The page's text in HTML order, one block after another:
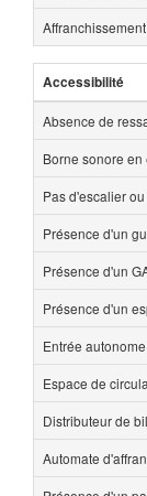
Accessibilité
Absence de
Borne sonore
Pas d'escalier
Présence d'un
Présence d'un
Présence d'un
Entrée
Espace de
Distributeur de
Automate